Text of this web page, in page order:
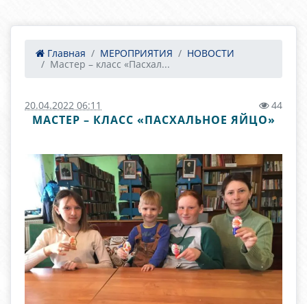
Главная МЕРОПРИЯТИЯ
НОВОСТИ
Мастер – класс «Пасхал...
20.04.2022 06:11 44
МАСТЕР – КЛАСС «ПАСХАЛЬНОЕ ЯЙЦО»